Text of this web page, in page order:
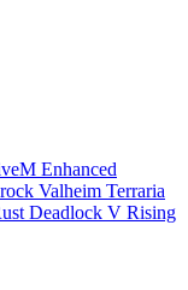
Enhanced
Valheim Terraria
Deadlock V Rising